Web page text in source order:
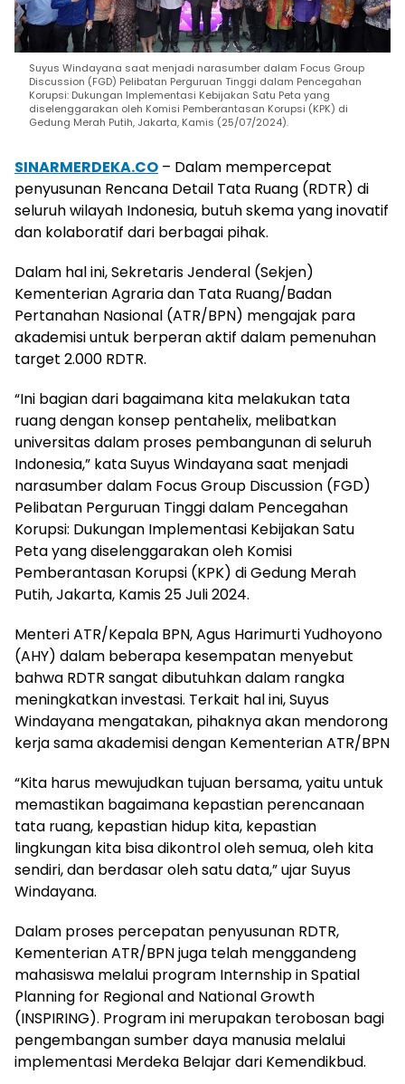
Suyus Windayana saat menjadi narasumber dalam Focus Group
Discussion (FGD) Pelibatan Perguruan Tinggi dalam Pencegahan
Korupsi: Dukungan Implementasi Kebijakan Satu Peta yang
diselenggarakan oleh Komisi Pemberantasan Korupsi (KPK) di
Gedung Merah Putih, Jakarta, Kamis (25/07/2024).
SINARMERDEKA.CO – Dalam mempercepat
penyusunan Rencana Detail Tata Ruang (RDTR) di
seluruh wilayah Indonesia, butuh skema yang inovatif
dan kolaboratif dari berbagai pihak.
Dalam hal ini, Sekretaris Jenderal (Sekjen)
Kementerian Agraria dan Tata Ruang/Badan
Pertanahan Nasional (ATR/BPN) mengajak para
akademisi untuk berperan aktif dalam pemenuhan
target 2.000 RDTR.
“Ini bagian dari bagaimana kita melakukan tata
ruang dengan konsep pentahelix, melibatkan
universitas dalam proses pembangunan di seluruh
Indonesia,” kata Suyus Windayana saat menjadi
narasumber dalam Focus Group Discussion (FGD)
Pelibatan Perguruan Tinggi dalam Pencegahan
Korupsi: Dukungan Implementasi Kebijakan Satu
Peta yang diselenggarakan oleh Komisi
Pemberantasan Korupsi (KPK) di Gedung Merah
Putih, Jakarta, Kamis 25 Juli 2024.
Menteri ATR/Kepala BPN, Agus Harimurti Yudhoyono
(AHY) dalam beberapa kesempatan menyebut
bahwa RDTR sangat dibutuhkan dalam rangka
meningkatkan investasi. Terkait hal ini, Suyus
Windayana mengatakan, pihaknya akan mendorong
kerja sama akademisi dengan Kementerian ATR/BPN
“Kita harus mewujudkan tujuan bersama, yaitu untuk
memastikan bagaimana kepastian perencanaan
tata ruang, kepastian hidup kita, kepastian
lingkungan kita bisa dikontrol oleh semua, oleh kita
sendiri, dan berdasar oleh satu data,” ujar Suyus
Windayana.
Dalam proses percepatan penyusunan RDTR,
Kementerian ATR/BPN juga telah menggandeng
mahasiswa melalui program Internship in Spatial
Planning for Regional and National Growth
(INSPIRING). Program ini merupakan terobosan bagi
pengembangan sumber daya manusia melalui
implementasi Merdeka Belajar dari Kemendikbud.